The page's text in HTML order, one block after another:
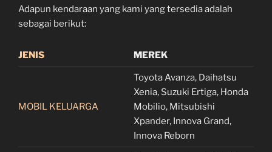
Adapun kendaraan yang kami yang tersedia adalah
sebagai berikut:
JENIS MEREK
MOBIL KELUARGA
Toyota Avanza, Daihatsu
Xenia, Suzuki Ertiga, Honda
Mobilio, Mitsubishi
Xpander, Innova Grand,
Innova Reborn